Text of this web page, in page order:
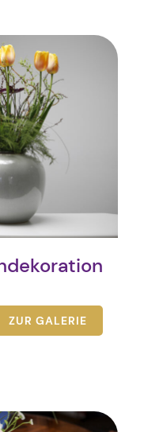
ZUR GALERIE